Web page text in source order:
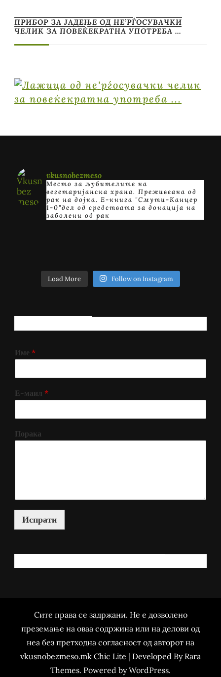
ПРИБОР ЗА ЈАДЕЊЕ ОД НЕ’РЃОСУВАЧКИ
ЧЕЛИК ЗА ПОВЕЌЕКРАТНА УПОТРЕБА …
vkusnobezmeso
Место за љубителите на
вегетаријанска храна. Преживеана од
рак на дојка. E-книга "Смути-Канцер
1-0"дел од средствата за донација на
заболени од рак
Load More Follow on Instagram
Име *
Е-маил *
Порака
Испрати
Сите права се задржани. Не е дозволено
преземање на оваа содржина или на делови од
неа без претходна согласност од авторот на
vkusnobezmeso.mk Chic Lite | Developed By Rara
Themes. Powered byWordPress.